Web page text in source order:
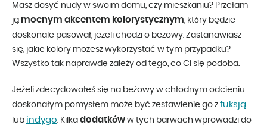
Masz dosyć nudy w swoim domu, czy mieszkaniu? Przełam
ją mocnym akcentem kolorystycznym , który będzie
doskonale pasował, jeżeli chodzi o beżowy. Zastanawiasz
się, jakie kolory możesz wykorzystać w tym przypadku?
Wszystko tak naprawdę zależy od tego, co Ci się podoba.
Jeżeli zdecydowałeś się na beżowy w chłodnym odcieniu
doskonałym pomysłem może być zestawienie go z fuksją
lub indygo . Kilka dodatków w tych barwach wprowadzi do